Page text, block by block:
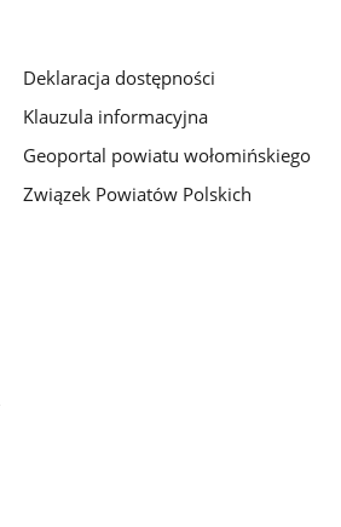
Deklaracja dostępności
Klauzula informacyjna
Geoportal powiatu wołomińskiego
Związek Powiatów Polskich